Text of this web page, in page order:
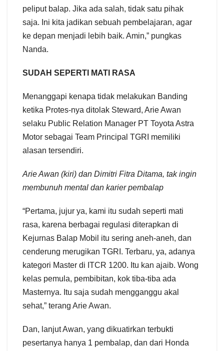
peliput balap. Jika ada salah, tidak satu pihak
saja. Ini kita jadikan sebuah pembelajaran, agar
ke depan menjadi lebih baik. Amin,” pungkas
Nanda.
SUDAH SEPERTI MATI RASA
Menanggapi kenapa tidak melakukan Banding
ketika Protes-nya ditolak Steward, Arie Awan
selaku Public Relation Manager PT Toyota Astra
Motor sebagai Team Principal TGRI memiliki
alasan tersendiri.
Arie Awan (kiri) dan Dimitri Fitra Ditama, tak ingin
membunuh mental dan karier pembalap
“Pertama, jujur ya, kami itu sudah seperti mati
rasa, karena berbagai regulasi diterapkan di
Kejurnas Balap Mobil itu sering aneh-aneh, dan
cenderung merugikan TGRI. Terbaru, ya, adanya
kategori Master di ITCR 1200. Itu kan ajaib. Wong
kelas pemula, pembibitan, kok tiba-tiba ada
Masternya. Itu saja sudah mengganggu akal
sehat,” terang Arie Awan.
Dan, lanjut Awan, yang dikuatirkan terbukti
pesertanya hanya 1 pembalap, dan dari Honda